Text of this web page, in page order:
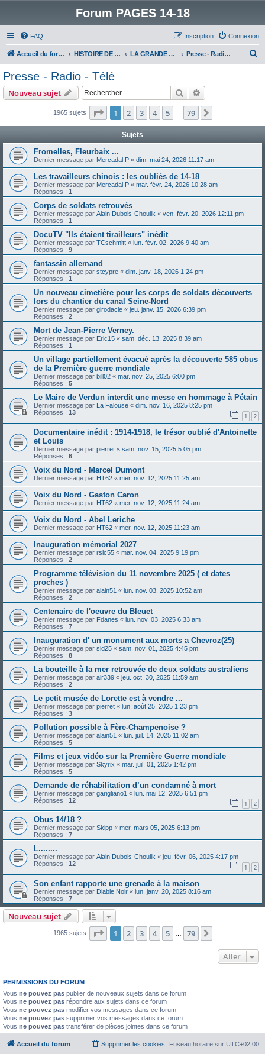
Forum PAGES 14-18
FAQ Connexion
Inscription
Accueil du forum HISTOIRE DE LA GRANDE GUERRE LA GRANDE GUERRE VUE D'AUJOURD'HUI Presse - Radio - Télé
e
Presse - Radio - Télé
Nouveau sujet Rechercher
1965 sujets Page 1sur79
1 2 3 4 5 79
Sujets
Fromelles, Fleurbaix ...
Dernier message par Mercadal P « dim. mai 24, 2026 11:17 am
Les travailleurs chinois : les oubliés de 14-18
Dernier message par Mercadal P « mar. févr. 24, 2026 10:28 am
Réponses : 1
Corps de soldats retrouvés
Dernier message par Alain Dubois-Choulik « ven. févr. 20, 2026 12:11 pm
Réponses : 1
DocuTV "Ils étaient tirailleurs" inédit
Dernier message par TCschmitt « lun. févr. 02, 2026 9:40 am
Réponses : 9
fantassin allemand
Dernier message par stcypre « dim. janv. 18, 2026 1:24 pm
Réponses : 1
Un nouveau cimetière pour les corps de soldats découverts
lors du chantier du canal Seine-Nord
Dernier message par girodacle « jeu. janv. 15, 2026 6:39 pm
Réponses : 2
Mort de Jean-Pierre Verney.
Dernier message par Eric15 « sam. déc. 13, 2025 8:39 am
Réponses : 1
Un village partiellement évacué après la découverte 585 obus
de la Première guerre mondiale
Dernier message par bill02 « mar. nov. 25, 2025 6:00 pm
Réponses : 5
Le Maire de Verdun interdit une messe en hommage à Pétain
Dernier message par La Falouse « dim. nov. 16, 2025 8:25 pm
Réponses : 13 1 2
Documentaire inédit : 1914-1918, le trésor oublié d'Antoinette
et Louis
Dernier message par pierret « sam. nov. 15, 2025 5:05 pm
Réponses : 6
Voix du Nord - Marcel Dumont
Dernier message par HT62 « mer. nov. 12, 2025 11:25 am
Voix du Nord - Gaston Caron
Dernier message par HT62 « mer. nov. 12, 2025 11:24 am
Voix du Nord - Abel Leriche
Dernier message par HT62 « mer. nov. 12, 2025 11:23 am
Inauguration mémorial 2027
Dernier message par rslc55 « mar. nov. 04, 2025 9:19 pm
Réponses : 2
Programme télévision du 11 novembre 2025 ( et dates
proches )
Dernier message par alain51 « lun. nov. 03, 2025 10:52 am
Réponses : 2
Centenaire de l'oeuvre du Bleuet
Dernier message par Fdanes « lun. nov. 03, 2025 6:33 am
Réponses : 7
Inauguration d' un monument aux morts a Chevroz(25)
Dernier message par sid25 « sam. nov. 01, 2025 4:45 pm
Réponses : 8
La bouteille à la mer retrouvée de deux soldats australiens
Dernier message par air339 « jeu. oct. 30, 2025 11:59 am
Réponses : 2
Le petit musée de Lorette est à vendre ...
Dernier message par pierret « lun. août 25, 2025 1:23 pm
Réponses : 3
Pollution possible à Fère-Champenoise ?
Dernier message par alain51 « lun. juil. 14, 2025 11:02 am
Réponses : 5
Films et jeux vidéo sur la Première Guerre mondiale
Dernier message par Skyrix « mar. juil. 01, 2025 1:42 pm
Réponses : 5
Demande de réhabilitation d’un condamné à mort
Dernier message par garigliano1 « lun. mai 12, 2025 6:51 pm
Réponses : 12 1 2
Obus 14/18 ?
Dernier message par Skipp « mer. mars 05, 2025 6:13 pm
Réponses : 7
L........
Dernier message par Alain Dubois-Choulik « jeu. févr. 06, 2025 4:17 pm
Réponses : 12 1 2
Son enfant rapporte une grenade à la maison
Dernier message par Diable Noir « lun. janv. 20, 2025 8:16 am
Réponses : 7
Nouveau sujet
1965 sujets Page 1sur79
1 2 3 4 5 79
Aller
PERMISSIONS DU FORUM
Vous ne pouvez pas publier de nouveaux sujets dans ce forum
Vous ne pouvez pas répondre aux sujets dans ce forum
Vous ne pouvez pas modifier vos messages dans ce forum
Vous ne pouvez pas supprimer vos messages dans ce forum
Vous ne pouvez pas transférer de pièces jointes dans ce forum
Accueil du forum Fuseau horaire sur UTC+02:00
Supprimer les cookies